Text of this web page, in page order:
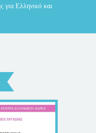
για Ελληνικό και